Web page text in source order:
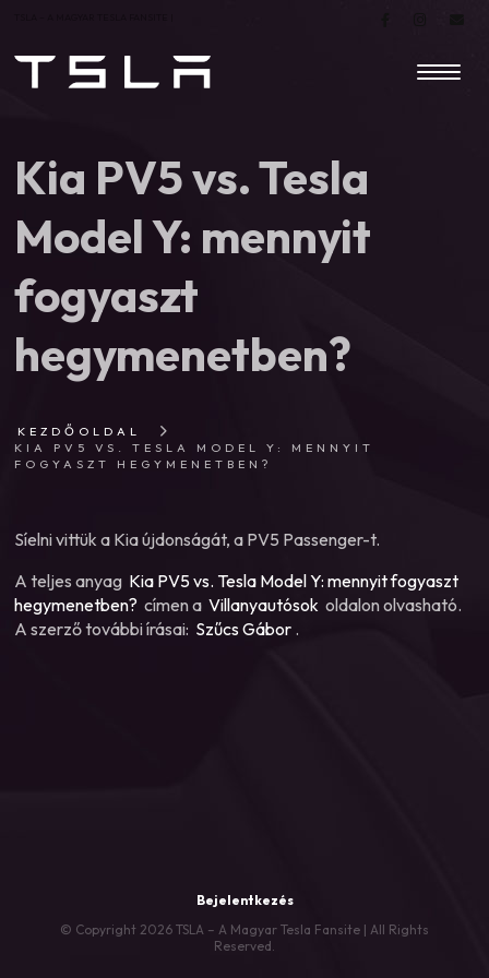
Kia PV5 vs. Tesla
Model Y: mennyit
fogyaszt
hegymenetben?
KEZDŐOLDAL
KIA PV5 VS. TESLA MODEL Y: MENNYIT
FOGYASZT HEGYMENETBEN?
Síelni vittük a Kia újdonságát, a PV5 Passenger-t.
A teljes anyag Kia PV5 vs. Tesla Model Y: mennyit fogyaszt
hegymenetben? címen a Villanyautósok oldalon olvasható.
A szerző további írásai: Szűcs Gábor .
Bejelentkezés
© Copyright 2026 TSLA – A Magyar Tesla Fansite | All Rights
Reserved.